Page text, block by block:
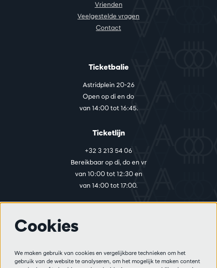
Vrienden
Veelgestelde vragen
Contact
Ticketbalie
Astridplein 20-26
Open op di en do
van 14:00 tot 16:45.
Ticketlijn
+32 3 213 54 06
Bereikbaar op di, do en vr
van 10:00 tot 12:30 en
van 14:00 tot 17:00.
Privacy
Verkoopsvoorwaarden
Cookies
We maken gebruik van cookies en vergelijkbare technieken om het
gebruik van de website te analyseren, om het mogelijk te maken content